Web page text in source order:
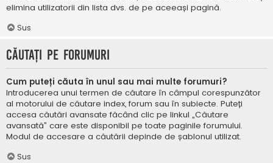
elimina utilizatorii din lista dvs. de pe aceeași pagină.
Sus
Căutați pe forumuri
Cum puteți căuta în unul sau mai multe forumuri?
Introducerea unui termen de căutare în câmpul corespunzător
al motorului de căutare index, forum sau în subiecte. Puteți
accesa căutări avansate făcând clic pe linkul „Căutare
avansată” care este disponibil pe toate paginile forumului.
Modul de accesare a căutării depinde de șablonul utilizat.
Sus